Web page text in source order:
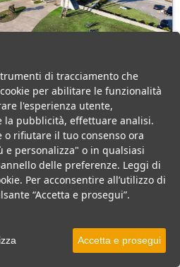
> Torre dell'Orso
Centro benessere, impianti
una vacanza in famiglia.
Hotel
SU MAPPA
di tracciamento che
per abilitare le funzionalità
l'esperienza utente,
la pubblicità, effettuare analisi.
rifiutare il tuo consenso ora
e personalizza" o in qualsiasi
delle preferenze. Leggi di
Per acconsentire all’utilizzo di
“Accetta e prosegui”.
Accetta e prosegui